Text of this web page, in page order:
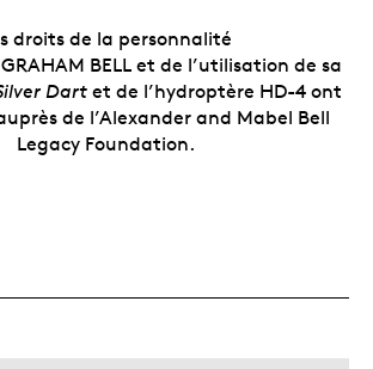
droits de la personnalité
GRAHAM BELL et de l’utilisation de sa
Dart et de l’hydroptère HD-4 ont
de l’Alexander and Mabel Bell
Legacy Foundation.